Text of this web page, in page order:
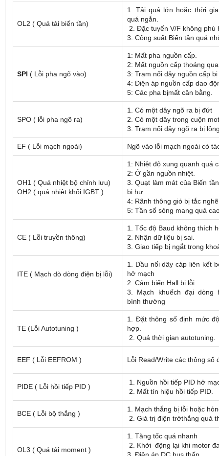
OL2 ( Quá tải biến tần)
1. Tải quá lớn hoặc thời
quá ngắn.
2. Đặc tuyến V/F không phù
3. Công suất Biến tần quá
SPI ( Lỗi pha ngõ vào)
1: Mất pha nguồn cấp.
2: Mất nguồn cấp thoáng
3: Trạm nối dây nguồn cấp
4: Điện áp nguồn cấp dao
5: Các pha bịmất cân bằng.
SPO ( lỗi pha ngõ ra)
1. Có một dây ngõ ra bị đứt
2. Có một dây trong cuộn
3. Trạm nối dây ngõ ra bị
EF ( Lỗi mạch ngoài) Ngõ vào lỗi mạch ngoài có
OH1 ( Quá nhiệt bộ chỉnh lưu)
OH2 ( quá nhiệt khối IGBT )
1: Nhiệt độ xung quanh quá
2: Ở gần nguồn nhiệt.
3. Quạt làm mát của Biến
bị hư.
4: Rãnh thông gió bị tắc
5: Tần số sóng mang quá
CE ( Lỗi truyền thông)
1. Tốc độ Baud không thích
2. Nhận dữ liệu bị sai.
3. Giao tiếp bị ngắt trong
ITE ( Mạch dò dòng điện bị lỗi)
1. Đầu nối dây cáp liên kết
hở mạch
2. Cảm biến Hall bị lỗi.
3. Mạch khuếch đại dòng
bình thường
TE (Lỗi Autotuning )
1. Đặt thông số định mức
hợp.
2. Quá thời gian autotuning.
EEF ( Lỗi EEFROM ) Lỗi Read/Write các thông số
PIDE ( Lỗi hồi tiếp PID )
1. Nguồn hồi tiếp PID hở
2. Mất tín hiệu hồi tiếp PID.
BCE ( Lỗi bộ thắng )
1. Mạch thắng bị lỗi hoặc
2. Giá trị điện trởthắng quá
OL3 ( Quá tải moment )
1. Tăng tốc quá nhanh
2. Khởi động lại khi motor